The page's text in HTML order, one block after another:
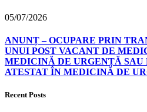
05/07/2026
ANUNȚ – OCUPARE PRIN
UNUI POST VACANT DE
MEDICINĂ DE URGENȚĂ
ATESTAT ÎN MEDICINĂ DE
Recent Posts